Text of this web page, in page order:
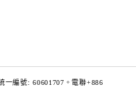
編號: 60601707。電聯+886